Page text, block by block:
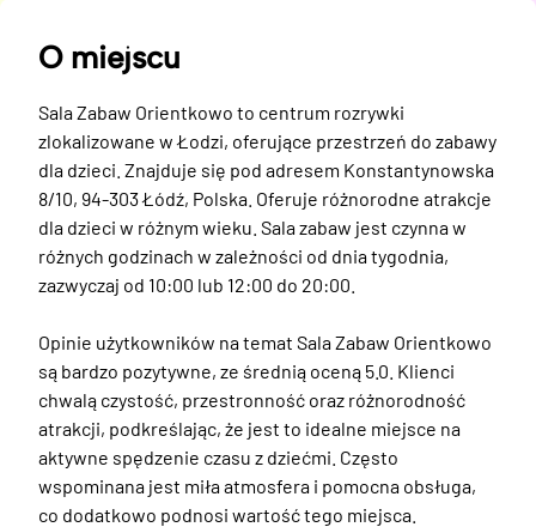
O miejscu
Sala Zabaw Orientkowo to centrum rozrywki
zlokalizowane w Łodzi, oferujące przestrzeń do zabawy
dla dzieci. Znajduje się pod adresem Konstantynowska
8/10, 94-303 Łódź, Polska. Oferuje różnorodne atrakcje
dla dzieci w różnym wieku. Sala zabaw jest czynna w
różnych godzinach w zależności od dnia tygodnia,
zazwyczaj od 10:00 lub 12:00 do 20:00.
Opinie użytkowników na temat Sala Zabaw Orientkowo
są bardzo pozytywne, ze średnią oceną 5.0. Klienci
chwalą czystość, przestronność oraz różnorodność
atrakcji, podkreślając, że jest to idealne miejsce na
aktywne spędzenie czasu z dziećmi. Często
wspominana jest miła atmosfera i pomocna obsługa,
co dodatkowo podnosi wartość tego miejsca.